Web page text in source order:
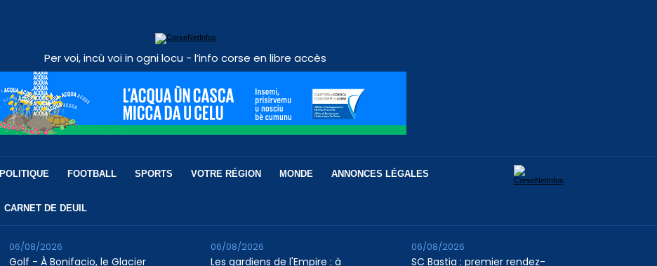
Per voi, incù voi in ogni locu - l’info corse en libre accès
POLITIQUE FOOTBALL SPORTS VOTRE RÉGION MONDE ANNONCES LÉGALES
CARNET DE DEUIL
Golf - À Bonifacio, le Glacier
06/08/2026
Les gardiens de l'Empire : à
06/08/2026
SC Bastia : premier rendez-
06/08/2026